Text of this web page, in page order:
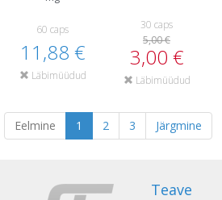
60 caps
11,88 €
Läbimüüdud
30 caps
5,00 €
3,00 €
Läbimüüdud
Eelmine 1 2 3 Järgmine
Teave